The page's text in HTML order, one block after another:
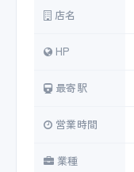
店名
HP
最寄駅
営業時間
業種